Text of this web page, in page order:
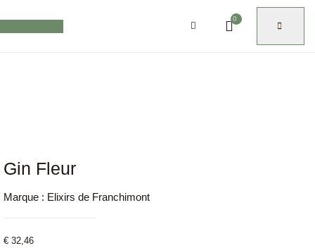
0
Gin Fleur
Marque : Elixirs de Franchimont
€ 32,46